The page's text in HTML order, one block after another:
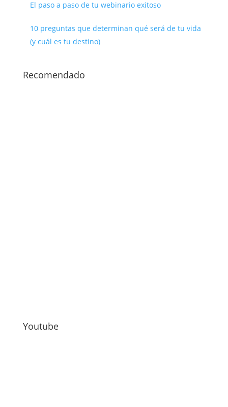
El paso a paso de tu webinario exitoso
10 preguntas que determinan qué será de tu vida
(y cuál es tu destino)
Recomendado
Youtube